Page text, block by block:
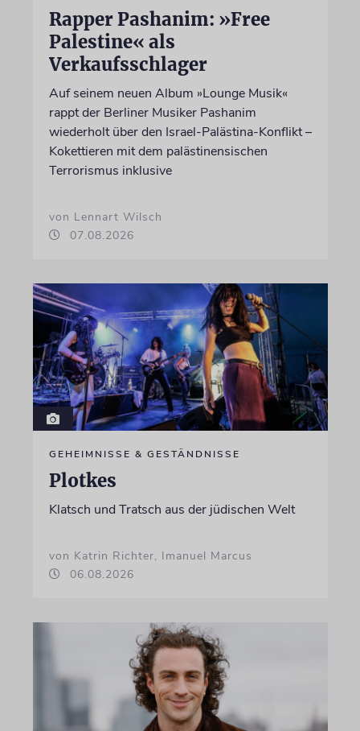
Rapper Pashanim: »Free
Palestine« als
Verkaufsschlager
Auf seinem neuen Album »Lounge Musik«
rappt der Berliner Musiker Pashanim
wiederholt über den Israel-Palästina-Konflikt –
Kokettieren mit dem palästinensischen
Terrorismus inklusive
von Lennart Wilsch
07.08.2026
GEHEIMNISSE & GESTÄNDNISSE
Plotkes
Klatsch und Tratsch aus der jüdischen Welt
von Katrin Richter, Imanuel Marcus
06.08.2026